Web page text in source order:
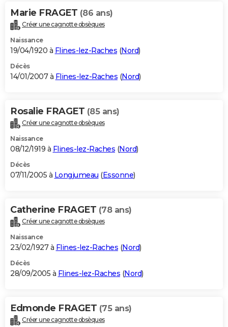
Marie FRAGET (86 ans)
Créer une cagnotte obsèques
Naissance
19/04/1920 à Flines-lez-Raches (Nord)
Décès
14/01/2007 à Flines-lez-Raches (Nord)
Rosalie FRAGET (85 ans)
Créer une cagnotte obsèques
Naissance
08/12/1919 à Flines-lez-Raches (Nord)
Décès
07/11/2005 à Longjumeau (Essonne)
Catherine FRAGET (78 ans)
Créer une cagnotte obsèques
Naissance
23/02/1927 à Flines-lez-Raches (Nord)
Décès
28/09/2005 à Flines-lez-Raches (Nord)
Edmonde FRAGET (75 ans)
Créer une cagnotte obsèques